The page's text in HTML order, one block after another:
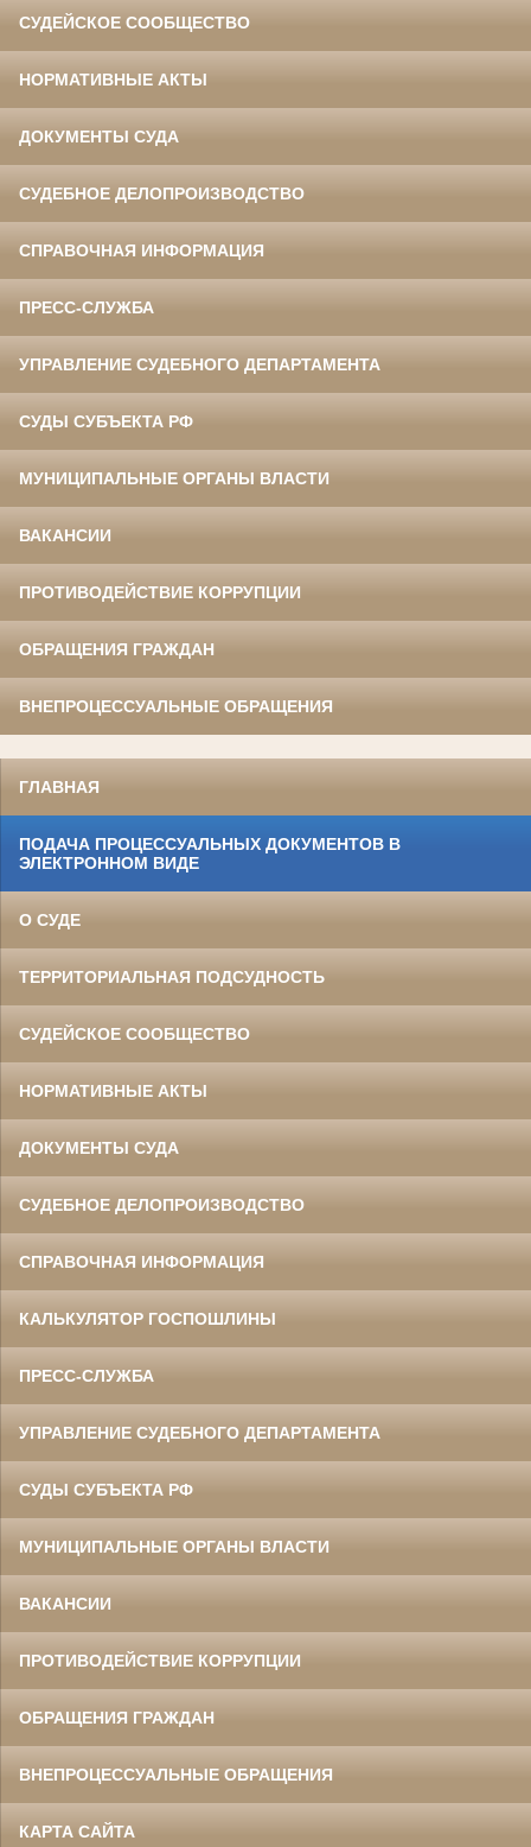
СУДЕЙСКОЕ СООБЩЕСТВО
НОРМАТИВНЫЕ АКТЫ
ДОКУМЕНТЫ СУДА
СУДЕБНОЕ ДЕЛОПРОИЗВОДСТВО
СПРАВОЧНАЯ ИНФОРМАЦИЯ
ПРЕСС-СЛУЖБА
УПРАВЛЕНИЕ СУДЕБНОГО ДЕПАРТАМЕНТА
СУДЫ СУБЪЕКТА РФ
МУНИЦИПАЛЬНЫЕ ОРГАНЫ ВЛАСТИ
ВАКАНСИИ
ПРОТИВОДЕЙСТВИЕ КОРРУПЦИИ
ОБРАЩЕНИЯ ГРАЖДАН
ВНЕПРОЦЕССУАЛЬНЫЕ ОБРАЩЕНИЯ
ГЛАВНАЯ
ПОДАЧА ПРОЦЕССУАЛЬНЫХ ДОКУМЕНТОВ В
ЭЛЕКТРОННОМ ВИДЕ
О СУДЕ
ТЕРРИТОРИАЛЬНАЯ ПОДСУДНОСТЬ
СУДЕЙСКОЕ СООБЩЕСТВО
НОРМАТИВНЫЕ АКТЫ
ДОКУМЕНТЫ СУДА
СУДЕБНОЕ ДЕЛОПРОИЗВОДСТВО
СПРАВОЧНАЯ ИНФОРМАЦИЯ
КАЛЬКУЛЯТОР ГОСПОШЛИНЫ
ПРЕСС-СЛУЖБА
УПРАВЛЕНИЕ СУДЕБНОГО ДЕПАРТАМЕНТА
СУДЫ СУБЪЕКТА РФ
МУНИЦИПАЛЬНЫЕ ОРГАНЫ ВЛАСТИ
ВАКАНСИИ
ПРОТИВОДЕЙСТВИЕ КОРРУПЦИИ
ОБРАЩЕНИЯ ГРАЖДАН
ВНЕПРОЦЕССУАЛЬНЫЕ ОБРАЩЕНИЯ
КАРТА САЙТА